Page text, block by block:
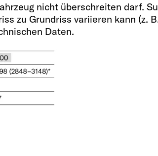
nicht überschreiten darf.
zu Grundriss variieren kann (z.
Daten.